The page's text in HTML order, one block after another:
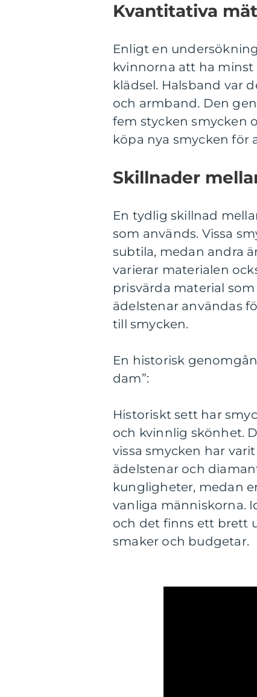
Kvantitativa
Enligt en
kvinnorna att ha minst
klädsel. Halsband var
och armband. Den
fem stycken smycken
köpa nya smycken för
Skillnader
En tydlig skillnad
som används. Vissa
subtila, medan andra
varierar materialen
prisvärda material
ädelstenar användas
till smycken.
En historisk
dam”:
Historiskt sett har
och kvinnlig skönhet.
vissa smycken har
ädelstenar och
kungligheter, medan
vanliga människorna.
och det finns ett brett
smaker och budgetar.